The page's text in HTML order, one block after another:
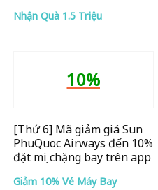
Nhận Quà 1.5 Triệu
10%
[Thứ 6] Mã giảm giá Sun
PhuQuoc Airways đến 10%
đặt mọi chặng bay trên app
Giảm 10% Vé Máy Bay